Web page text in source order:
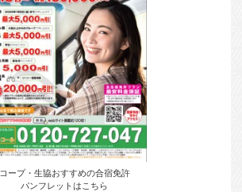
コープ・生協おすすめの合宿免許
パンフレットはこちら